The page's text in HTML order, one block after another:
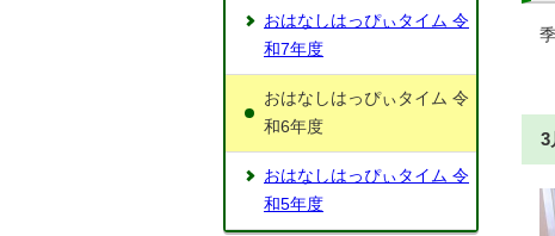
3
おはなしはっぴぃタイム 令
和7年度
おはなしはっぴぃタイム 令
和6年度
おはなしはっぴぃタイム 令
和5年度